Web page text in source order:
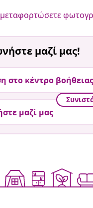
μαζί μας!
στο κέντρο βοήθειας
μαζί μας